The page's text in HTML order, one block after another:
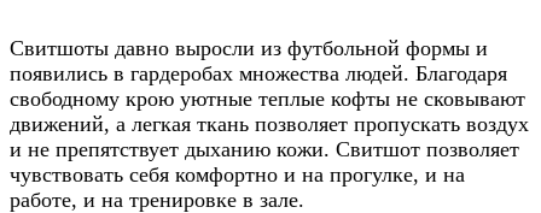
Свитшоты давно выросли из футбольной формы и
появились в гардеробах множества людей. Благодаря
свободному крою уютные теплые кофты не сковывают
движений, а легкая ткань позволяет пропускать воздух
и не препятствует дыханию кожи. Свитшот позволяет
чувствовать себя комфортно и на прогулке, и на
работе, и на тренировке в зале.